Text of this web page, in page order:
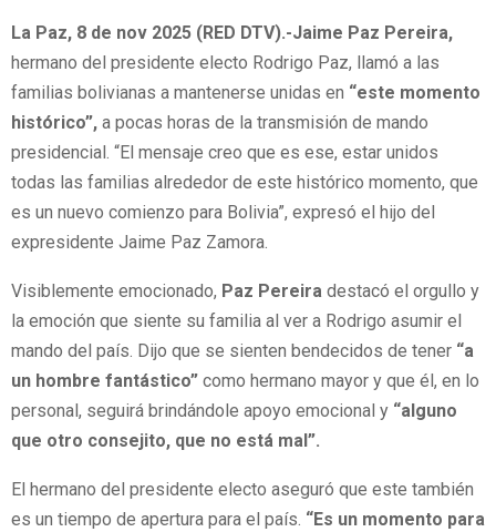
La Paz, 8 de nov 2025 (RED DTV).-Jaime Paz Pereira,
hermano del presidente electo Rodrigo Paz, llamó a las
familias bolivianas a mantenerse unidas en “este momento
histórico”, a pocas horas de la transmisión de mando
presidencial. “El mensaje creo que es ese, estar unidos
todas las familias alrededor de este histórico momento, que
es un nuevo comienzo para Bolivia”, expresó el hijo del
expresidente Jaime Paz Zamora.
Visiblemente emocionado, Paz Pereira destacó el orgullo y
la emoción que siente su familia al ver a Rodrigo asumir el
mando del país. Dijo que se sienten bendecidos de tener “a
un hombre fantástico” como hermano mayor y que él, en lo
personal, seguirá brindándole apoyo emocional y “alguno
que otro consejito, que no está mal”.
El hermano del presidente electo aseguró que este también
es un tiempo de apertura para el país. “Es un momento para